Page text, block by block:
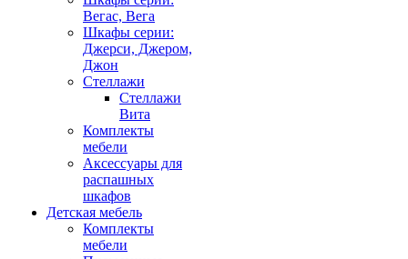
Вегас, Вега
Шкафы серии:
Джерси, Джером,
Джон
Стеллажи
Стеллажи
Вита
Комплекты
мебели
Аксессуары для
распашных
шкафов
Детская мебель
Комплекты
мебели